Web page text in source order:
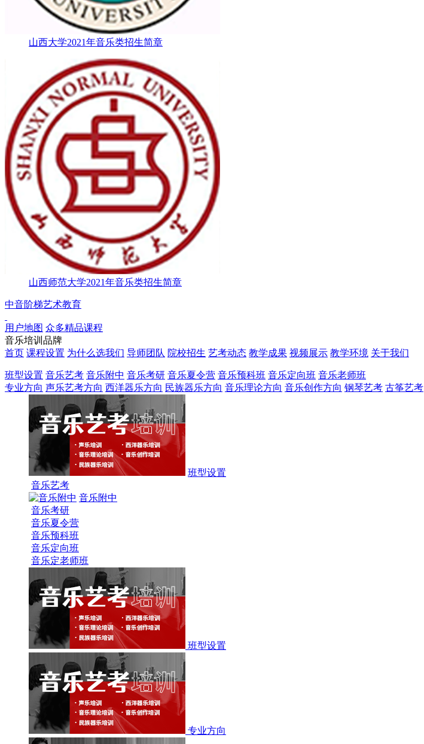
山西大学2021年音乐类招生简章
山西师范大学2021年音乐类招生简章
中音阶梯艺术教育
用户地图 众多精品课程
音乐培训品牌
首页 课程设置 为什么选我们 导师团队 院校招生 艺考动态 教学成果 视频展示 教学环境 关于我们
班型设置 音乐艺考 音乐附中 音乐考研 音乐夏令营 音乐预科班 音乐定向班 音乐老师班
专业方向 声乐艺考方向 西洋器乐方向 民族器乐方向 音乐理论方向 音乐创作方向 钢琴艺考 古筝艺考
班型设置
音乐艺考
音乐附中
音乐考研
音乐夏令营
音乐预科班
音乐定向班
音乐定老师班
班型设置
专业方向